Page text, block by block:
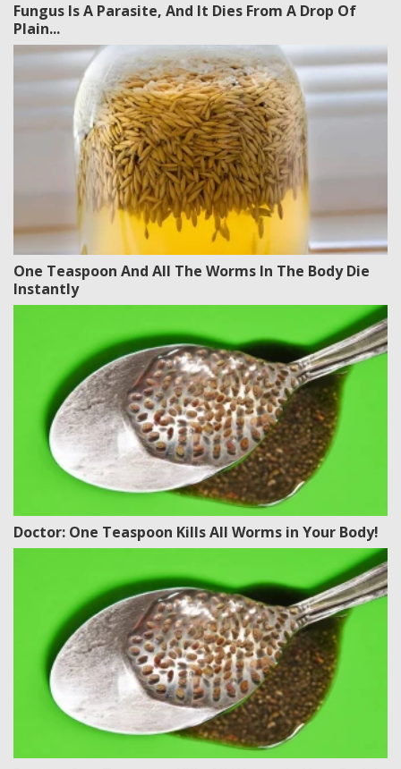
Fungus Is A Parasite, And It Dies From A Drop Of
Plain...
One Teaspoon And All The Worms In The Body Die
Instantly
Doctor: One Teaspoon Kills All Worms in Your Body!